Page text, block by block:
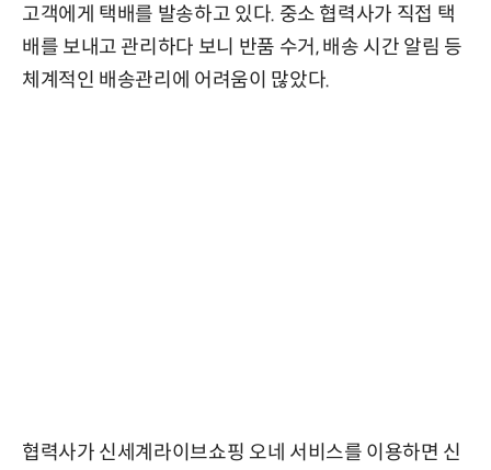
고객에게 택배를 발송하고 있다. 중소 협력사가 직접 택
배를 보내고 관리하다 보니 반품 수거, 배송 시간 알림 등
체계적인 배송관리에 어려움이 많았다.
협력사가 신세계라이브쇼핑 오네 서비스를 이용하면 신